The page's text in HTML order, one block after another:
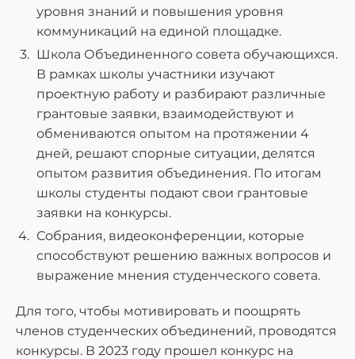
уровня знаний и повышения уровня
коммуникаций на единой площадке.
Школа Объединенного совета обучающихся.
В рамках школы участники изучают
проектную работу и разбирают различные
грантовые заявки, взаимодействуют и
обмениваются опытом на протяжении 4
дней, решают спорные ситуации, делятся
опытом развития объединения. По итогам
школы студенты подают свои грантовые
заявки на конкурсы.
Собрания, видеоконференции, которые
способствуют решению важных вопросов и
выражение мнения студенческого совета.
Для того, чтобы мотивировать и поощрять
членов студенческих объединений, проводятся
конкурсы. В 2023 году прошел конкурс на